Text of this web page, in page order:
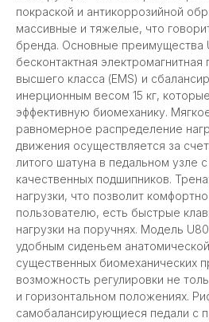
покраской и антикоррозийной
массивные и тяжелые, что
бренда. Основные преимущества
бесконтактная
высшего класса (EMS) и
инерционным весом 15 кг,
эффективную биомеханику.
равномерное распределение
движения осуществляется за
литого шатуна в педальном узле
качественных подшипников.
нагрузки, что позволит
пользователю, есть быстрые
нагрузки на поручнях. Модель
удобным сиденьем
существенных биомеханических
возможность регулировки не
и горизонтальном положениях.
самобалансирующиеся педали с